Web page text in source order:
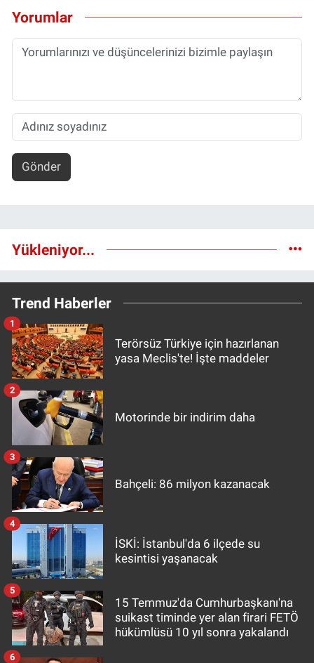
Yorumlar
Gönder
Yükleniyor...
Trend Haberler
Terörsüz Türkiye için hazırlanan
yasa Meclis'te! İşte maddeler
1
Motorinde bir indirim daha
2
Bahçeli: 86 milyon kazanacak
3
İSKİ: İstanbul'da 6 ilçede su
kesintisi yaşanacak
4
15 Temmuz'da Cumhurbaşkanı'na
suikast timinde yer alan firari FETÖ
hükümlüsü 10 yıl sonra yakalandı
5
6